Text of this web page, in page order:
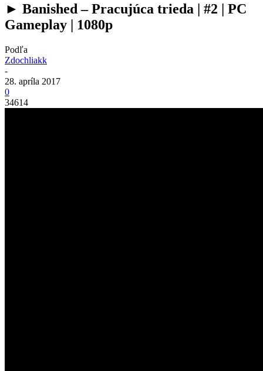
► Banished – Pracujúca trieda | #2 | PC
Gameplay | 1080p
Podľa
Zdochliakk
-
28. apríla 2017
0
34614